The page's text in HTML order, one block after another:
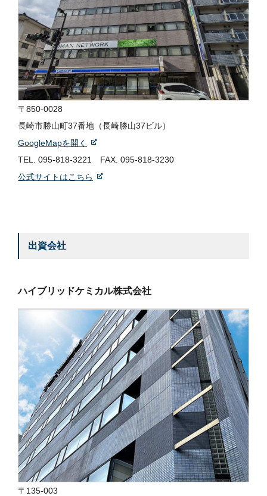
〒850-0028
長崎市勝山町37番地（長崎勝山37ビル）
GoogleMapを開く
TEL. 095-818-3221
FAX. 095-818-3230
公式サイトはこちら
出資会社
ハイブリッドケミカル株式会社
〒135-003